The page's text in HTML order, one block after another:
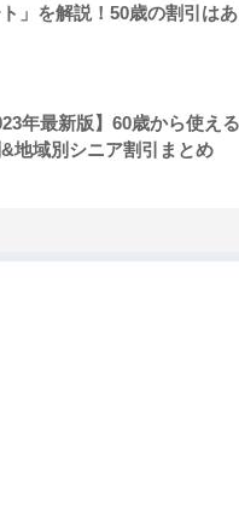
」を解説！50歳の割引は
年最新版】60歳から使え
地域別シニア割引まとめ